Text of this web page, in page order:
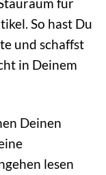
So hast Du
und schaffst
in Deinem
Deinen
lesen